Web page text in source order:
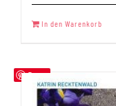
In den Warenkorb
Save